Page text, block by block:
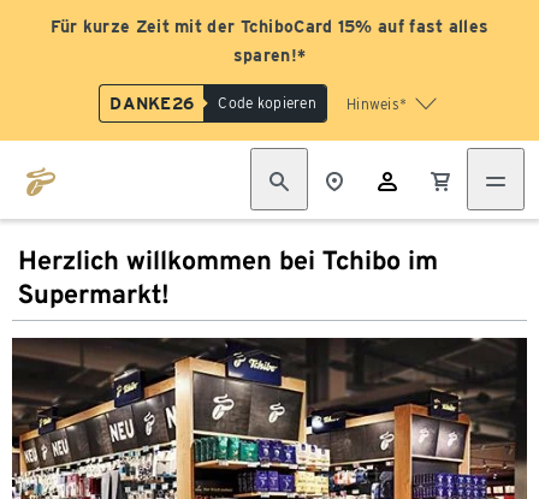
Für kurze Zeit mit der TchiboCard 15% auf fast alles
sparen!*
DANKE26 Code kopieren Hinweis*
Herzlich willkommen bei Tchibo im
Supermarkt!